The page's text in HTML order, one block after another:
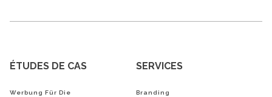
ÉTUDES DE CAS
Werbung Für Die
SERVICES
Branding